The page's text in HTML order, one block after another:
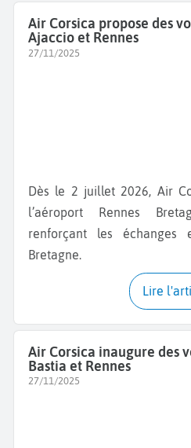
Air Corsica propose des
Ajaccio et Rennes
27/11/2025
Dès le 2 juillet 2026, Air Corsica reliera Ajaccio à
l’aéroport Rennes
renforçant les
Bretagne.
Lire
Air Corsica inaugure des
Bastia et Rennes
27/11/2025